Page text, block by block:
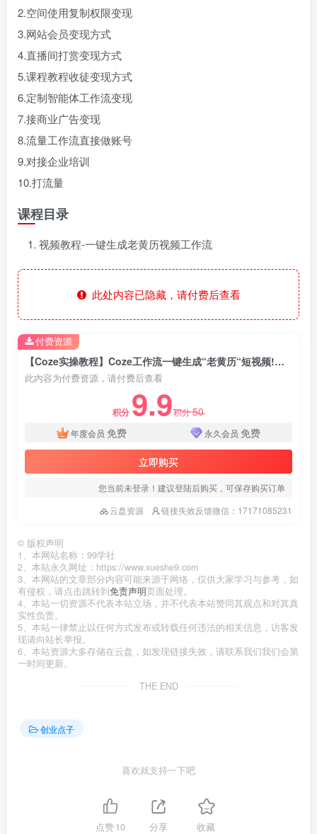
2.空间使用复制权限变现
3.网站会员变现方式
4.直播间打赏变现方式
5.课程教程收徒变现方式
6.定制智能体工作流变现
7.接商业广告变现
8.流量工作流直接做账号
9.对接企业培训
10.打流量
课程目录
视频教程-一键生成老黄历视频工作流
此处内容已隐藏，请付费后查看
【Coze实操教程】Coze工作流一键生成“老黄历“短视频!工作流全流程保姆级教学 !2分钟一键生成无人工干预，零基础小白保姆级教程!
此内容为付费资源，请付费后查看
积分 9.9积分50
年度会员 免费 永久会员 免费
立即购买
您当前未登录！建议登陆后购买，可保存购买订单
云盘资源
链接失效反馈微信：17171085231
付费资源
© 版权声明
1、本网站名称：99学社
2、本站永久网址：https://www.xueshe9.com
3、本网站的文章部分内容可能来源于网络，仅供大家学习与参考，如
有侵权，请点击跳转到免责声明页面处理。
4、本站一切资源不代表本站立场，并不代表本站赞同其观点和对其真
实性负责。
5、本站一律禁止以任何方式发布或转载任何违法的相关信息，访客发
现请向站长举报。
6、本站资源大多存储在云盘，如发现链接失效，请联系我们我们会第
一时间更新。
THE END
创业点子
喜欢就支持一下吧
点赞10 分享 收藏